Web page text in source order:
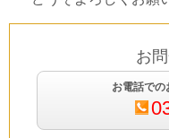
お
お電話での